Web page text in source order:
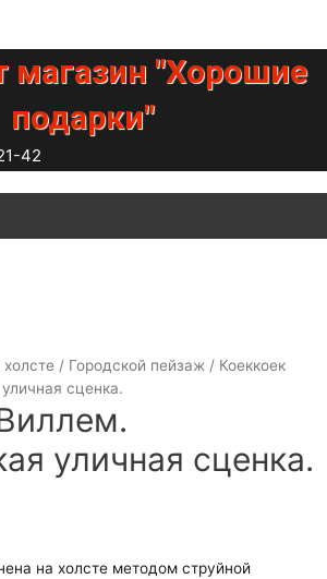
магазин "Хорошие
подарки"
42
/ Городской пейзаж / Коеккоек
сценка.
уличная сценка.
на холсте методом струйной